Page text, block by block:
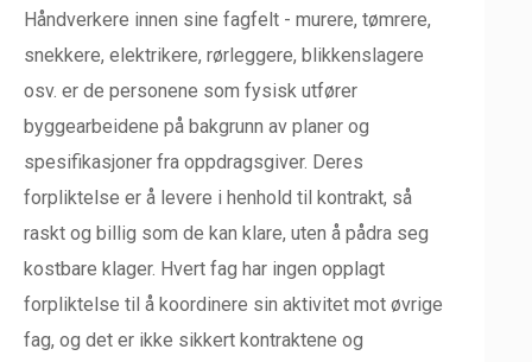
Håndverkere innen sine fagfelt - murere, tømrere,
snekkere, elektrikere, rørleggere, blikkenslagere
osv. er de personene som fysisk utfører
byggearbeidene på bakgrunn av planer og
spesifikasjoner fra oppdragsgiver. Deres
forpliktelse er å levere i henhold til kontrakt, så
raskt og billig som de kan klare, uten å pådra seg
kostbare klager. Hvert fag har ingen opplagt
forpliktelse til å koordinere sin aktivitet mot øvrige
fag, og det er ikke sikkert kontraktene og